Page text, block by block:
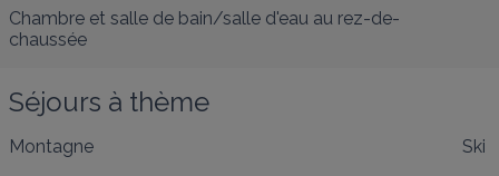
Chambre et salle de bain/salle d'eau au rez-de-
chaussée
Séjours à thème
Montagne Ski